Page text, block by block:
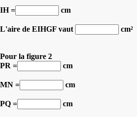
IH = cm
L'aire de EIHGF vaut cm²
Pour la figure 2
PR =
cm
MN = cm
PQ = cm